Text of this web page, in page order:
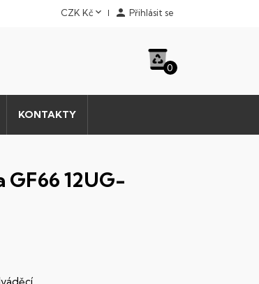
CZK Kč  Přihlásit se
0
KONTAKTY
GF66 12UG-